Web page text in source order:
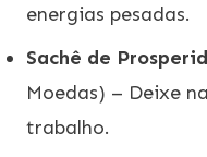
energias pesadas.
Sachê de
Moedas) – Deixe
trabalho.